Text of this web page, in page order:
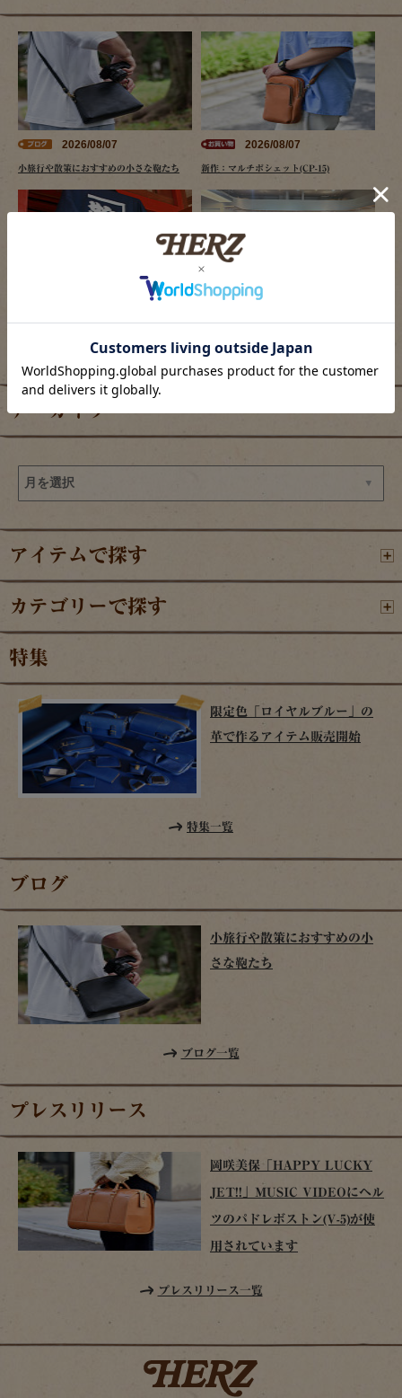
2026/08/07
小旅行や散策におすすめの小さな鞄たち
2026/08/07
新作：マルチポシェット(CP-15)
ヘルツ仙台店、夏祭り開催のご案内
2026/08/06
羽田エアポートガーデン店の目玉商品
アーカイブ
アイテムで探す
カテゴリーで探す
特集
限定色「ロイヤルブルー」の
革で作るアイテム販売開始
特集一覧
ブログ
小旅行や散策におすすめの小
さな鞄たち
ブログ一覧
プレスリリース
岡咲美保「HAPPY LUCKY
JET!!」MUSIC VIDEOにヘル
ツのパドレボストン(V-5)が使
用されています
プレスリリース一覧